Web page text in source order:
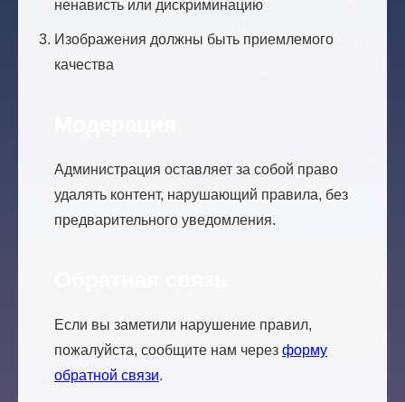
ненависть или дискриминацию
Изображения должны быть приемлемого
качества
Администрация оставляет за собой право
удалять контент, нарушающий правила, без
предварительного уведомления.
Если вы заметили нарушение правил,
пожалуйста, сообщите нам через форму
обратной связи.